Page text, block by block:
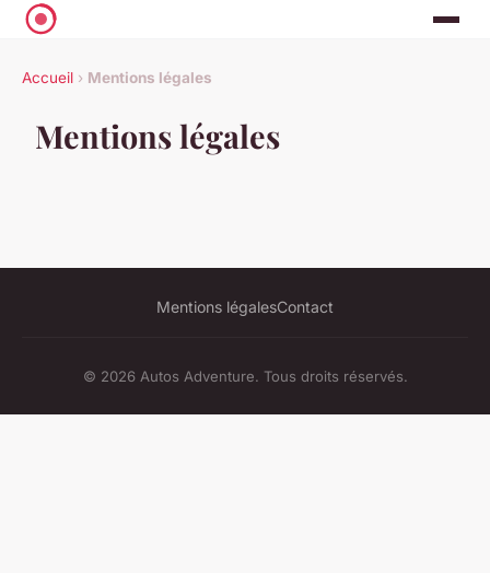
Accueil › Mentions légales
Mentions légales
Mentions légalesContact
© 2026 Autos Adventure. Tous droits réservés.